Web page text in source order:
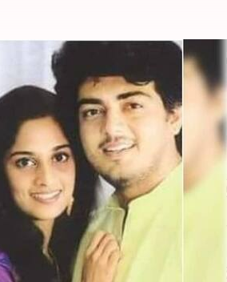
'No'
23வது
இதை ஒரு
நாள்
ஆரம்ப நாட்களில்,
'அமர்க்களம்' படத்தின்